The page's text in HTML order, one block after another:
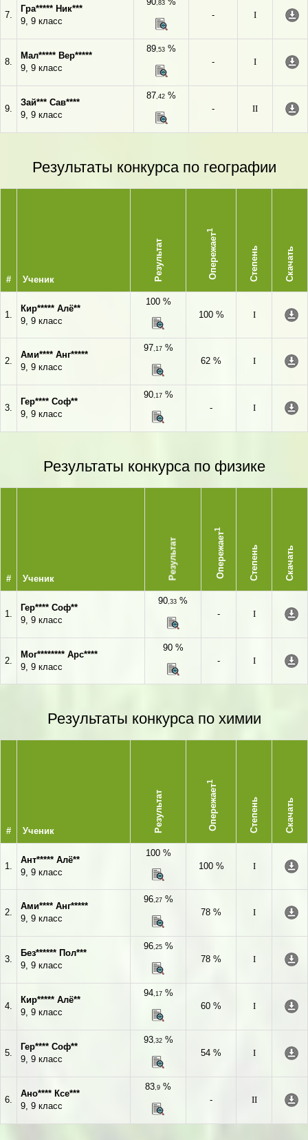
7.
Гра***** Ник***
9, 9 класс
,83
-
I
8.
Мал***** Вер*****
9, 9 класс
89,53 %
-
I
9.
Зай*** Сав****
9, 9 класс
87,42 %
-
II
Результаты конкурса по географии
# Ученик Результат Опережает
1
Степень Скачать
1.
Кир***** Алё**
9, 9 класс
100 %
100 %
I
2.
Ами**** Анг*****
9, 9 класс
97,17%
62 %
I
3.
Гер**** Соф**
9, 9 класс
90,17%
-
I
Результаты конкурса по физике
# Ученик Результат Опережает
1
Степень Скачать
1.
Гер**** Соф**
9, 9 класс
90,33 %
-
I
2.
Мог******** Арс****
9, 9 класс
90 %
-
I
Результаты конкурса по химии
# Ученик Результат Опережает
1
Степень Скачать
1.
Ант***** Алё**
9, 9 класс
100 %
100 %
I
2.
Ами**** Анг*****
9, 9 класс
96,27%
78 %
I
3.
Без****** Пол***
9, 9 класс
96,25%
78 %
I
4.
Кир***** Алё**
9, 9 класс
94,17%
60 %
I
5.
Гер**** Соф**
9, 9 класс
93,32%
54 %
I
6.
Ано**** Ксе***
9, 9 класс
83,9 %
-
II